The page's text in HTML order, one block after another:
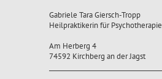
Gabriele Tara Giersch-Tropp
Heilpraktikerin für Psychotherapie
Am Herberg 4
74592 Kirchberg an der Jagst